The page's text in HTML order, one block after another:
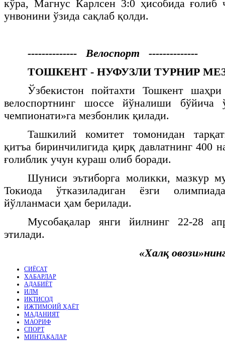
кўра, Магнус Карлсен 3:0 ҳисобида ғолиб
унвонини ўзида сақлаб қолди.
-------------- Велоспорт --------------
ТОШКЕНТ - НУФУЗЛИ ТУРНИР
Ўзбекистон пойтахти Тошкент
велоспортнинг шоссе йўналиши бўйича
чемпионати»га мезбонлик қилади.
Ташкилий комитет томонидан
қитъа биринчилигида қирқ давлатнинг 400
ғолиблик учун кураш олиб боради.
Шуниси эътиборга моликки, мазкур
Токиода ўтказиладиган ёзги
йўлланмаси ҳам берилади.
Мусобақалар янги йилнинг 22-28
этилади.
«Халқ
СИЁСАТ
ХАБАРЛАР
АДАБИЁТ
ИЛМ
ИҚТИСОД
ИЖТИМОИЙ ҲАЁТ
МАДАНИЯТ
МАОРИФ
СПОРТ
МИНТАҚАЛАР